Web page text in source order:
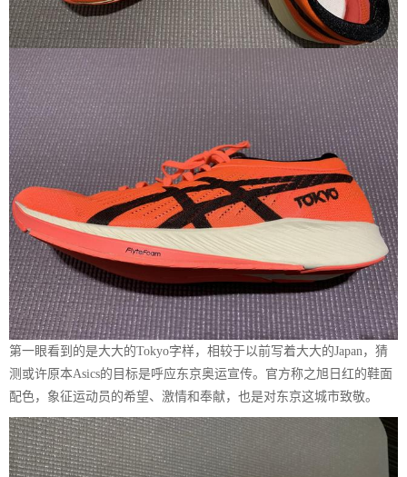
第一眼看到的是大大的Tokyo字样，相较于以前写着大大的Japan，猜
测或许原本Asics的目标是呼应东京奥运宣传。官方称之旭日红的鞋面
配色，象征运动员的希望、激情和奉献，也是对东京这城市致敬。